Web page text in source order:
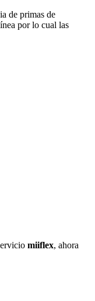
de primas de
por lo cual las
miiflex, ahora